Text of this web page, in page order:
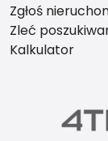
Zgłoś
Zleć
Kalkulator